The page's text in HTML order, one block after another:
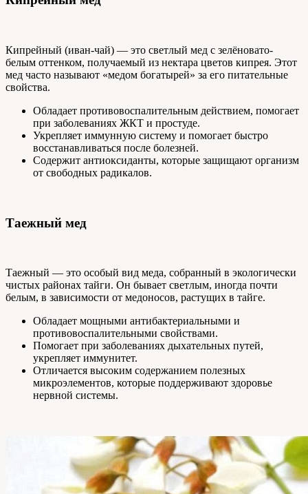
Кипрейный (иван-чай) — это светлый мед с зелёновато-
белым оттенком, получаемый из нектара цветов кипрея. Этот
мед часто называют «медом богатырей» за его питательные
свойства.
Обладает противовоспалительным действием, помогает
при заболеваниях ЖКТ и простуде.
Укрепляет иммунную систему и помогает быстро
восстанавливаться после болезней.
Содержит антиоксиданты, которые защищают организм
от свободных радикалов.
Таежный мед
Таежный — это особый вид меда, собранный в экологически
чистых районах тайги. Он бывает светлым, иногда почти
белым, в зависимости от медоносов, растущих в тайге.
Обладает мощными антибактериальными и
противовоспалительными свойствами.
Помогает при заболеваниях дыхательных путей,
укрепляет иммунитет.
Отличается высоким содержанием полезных
микроэлементов, которые поддерживают здоровье
нервной системы.